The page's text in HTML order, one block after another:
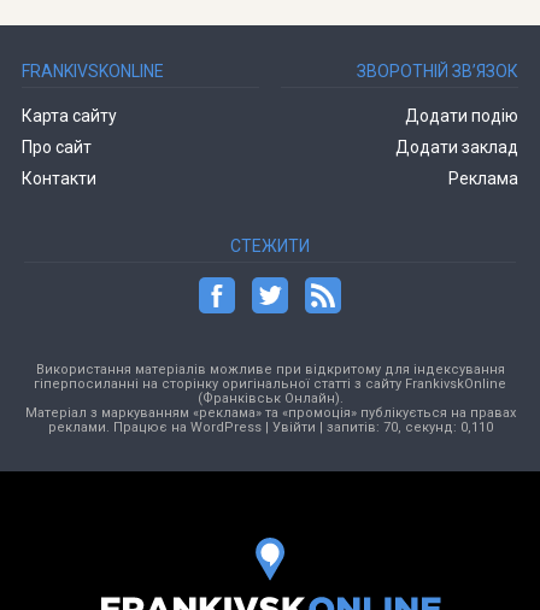
FRANKIVSKONLINE
Карта сайту
Про сайт
Контакти
ЗВОРОТНІЙ ЗВ’ЯЗОК
Додати подію
Додати заклад
Реклама
СТЕЖИТИ
Використання матеріалів можливе при відкритому для індексування
гіперпосиланні на сторінку оригінальної статті з сайту FrankivskOnline
(Франківськ Онлайн).
Матеріал з маркуванням «реклама» та «промоція» публікується на правах
реклами. Працює на WordPress| Увійти | запитів: 70, секунд: 0,110